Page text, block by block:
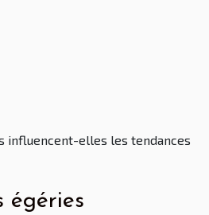
influencent-elles les tendances
égéries